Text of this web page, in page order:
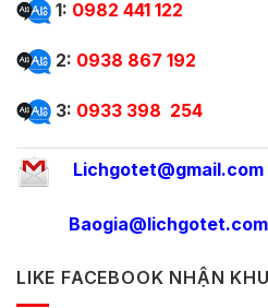
1: 0982 441 122
2: 0938 867 192
3: 0933 398 254
Lichgotet@gmail.com
Baogia@lichgotet.com
LIKE FACEBOOK NHẬN